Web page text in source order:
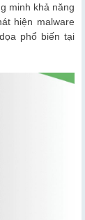
minh khả năng
hiện malware
phổ biến tại